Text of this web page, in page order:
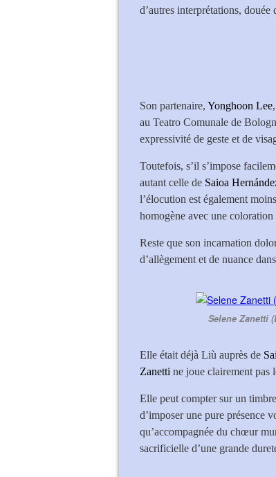
d’autres interprétations, douée
Son partenaire, Yonghoon Lee
au Teatro Comunale de
expressivité de geste et de
Toutefois, s’il s’impose
autant celle de Saioa
l’élocution est également
homogène avec une
Reste que son incarnation
d’allègement et de nuance
Selene Zanetti
Elle était déjà Liù auprès de
Zanetti ne joue clairement pas
Elle peut compter sur un
d’imposer une pure présence
qu’accompagnée du chœur
sacrificielle d’une grande